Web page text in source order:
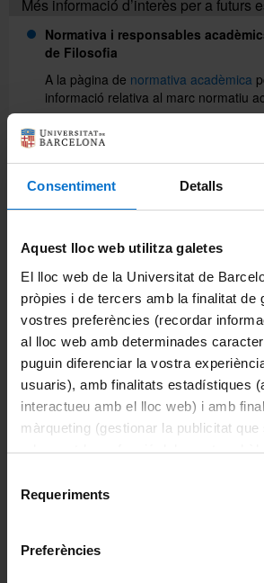
Consentiment Detalls
Aquest lloc web utilitza galetes
El lloc web de la Universitat de
pròpies i de tercers amb la finalitat de
vostres preferències (recordar
al lloc web amb determinades
puguin diferenciar la vostra
usuaris), amb finalitats estadístiques
interactueu amb el lloc web) i amb
màrqueting (gestionar la publicitat que
adequant-la en funció dels vostres
consultar laPolítica de galetes del
Requeriments
Preferències
Més informació d’interès per a futurs
Normativa i responsables
de Filosofia
A la pàgina de normativa acadèmica
informació relativa al marc normatiu
També podeu accedir a aquesta
estudiants,
, o a la
Filosofia.
Els responsables són el cap
directament relacionades amb els
Internacionals, per a les accions
Plans d'estudi i accés al grau
Fitxa del grau de Filosofia
Activitats que organitza la UB per als
de secundària
Consulteu la pàginaFuturs i nous
Comparteix-ho:
Portal d'estudiants